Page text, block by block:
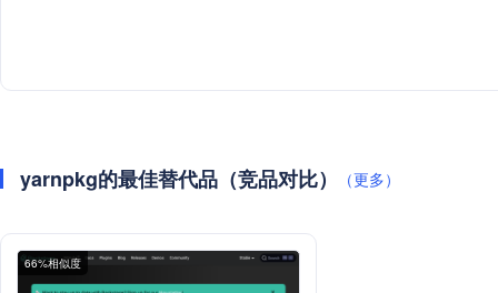
yarnpkg的最佳替代品（竞品对比） （更多）
66%相似度